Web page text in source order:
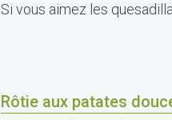
Si vous aimez les
Rôtie aux patates